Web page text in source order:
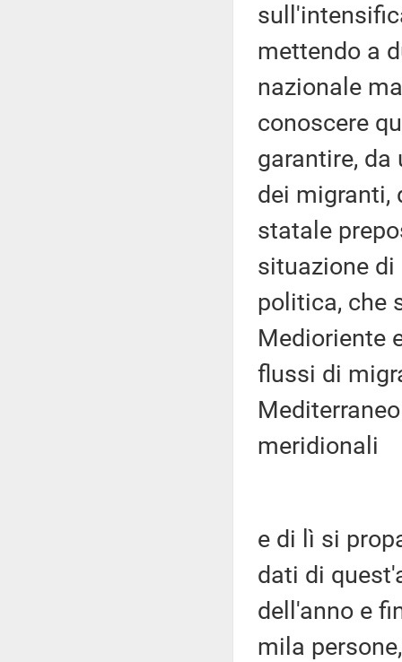
mettendo a
nazionale
conoscere
garantire, da
dei migranti,
statale
situazione
politica, che
Medioriente
flussi di
meridionali
e di lì si
dati di
dell'anno e
mila